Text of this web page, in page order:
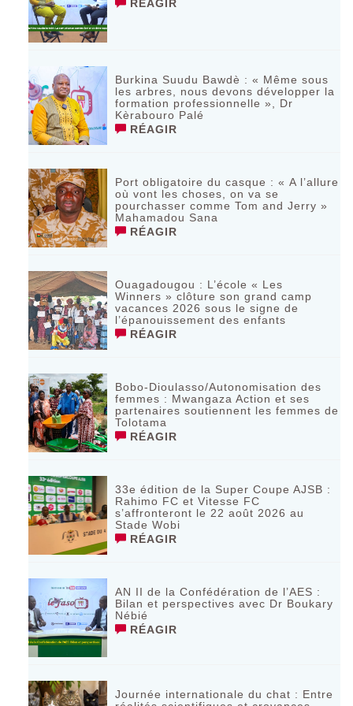
RÉAGIR
Burkina Suudu Bawdè : « Même sous
les arbres, nous devons développer la
formation professionnelle », Dr
Kèrabouro Palé
RÉAGIR
Port obligatoire du casque : « A l’allure
où vont les choses, on va se
pourchasser comme Tom and Jerry »
Mahamadou Sana
RÉAGIR
Ouagadougou : L’école « Les
Winners » clôture son grand camp
vacances 2026 sous le signe de
l’épanouissement des enfants
RÉAGIR
Bobo-Dioulasso/Autonomisation des
femmes : Mwangaza Action et ses
partenaires soutiennent les femmes de
Tolotama
RÉAGIR
33e édition de la Super Coupe AJSB :
Rahimo FC et Vitesse FC
s’affronteront le 22 août 2026 au
Stade Wobi
RÉAGIR
AN II de la Confédération de l’AES :
Bilan et perspectives avec Dr Boukary
Nébié
RÉAGIR
Journée internationale du chat : Entre